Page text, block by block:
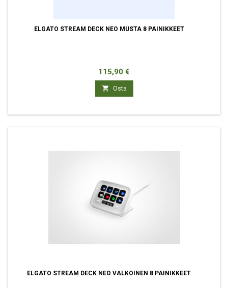
ELGATO STREAM DECK NEO MUSTA 8 PAINIKKEET
Hinta
115,90 €
 Osta
ELGATO STREAM DECK NEO VALKOINEN 8 PAINIKKEET